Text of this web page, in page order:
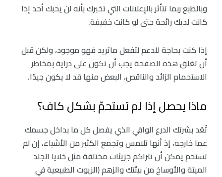
وبالطبع ربما تتأثر بالإعلانات التي تخبرك بأنه لن يحبك أحد إذا
كانت لديك رائحة حتى لو كانت خفيفة.
إذا كنت بحاجة للدعم لتفعل ماتريد فهو موجود، ولكن قبل
أن تغلق هذه الصفحة يجب أن تكون على دراية بمخاطر
الاستحمام الزائد والناقص، البعض منها قد لا يكون جيدًا.
ماذا يحصل إذا لم تستحمّ بشكل كاف؟
تُعَد بشرتك الدرع الواقي الذي يفصل كل ما بداخل جسمك
عما خارجه، إذ أنها تلامس وتجمع الكثير من الأشياء، إن لم
تستحم يمكن أن تتراكم جزيئات مختلفة مثل خلايا الجلد
الميتة والأوساخ من بيئتك والزهم (الزيوت الطبيعية في